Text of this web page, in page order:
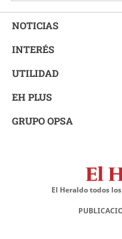
NOTICIAS
INTERÉS
UTILIDAD
EH PLUS
GRUPO OPSA
El Heraldo todos